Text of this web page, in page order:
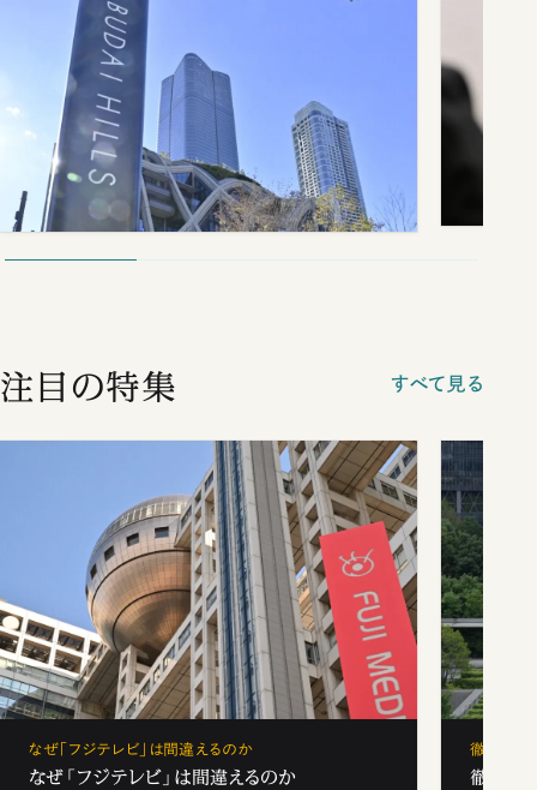
注目の特集 すべて見る
なぜ「フジテレビ」は間違えるのか
なぜ「フジテレビ」は間違えるのか
徹底解剖
徹底解